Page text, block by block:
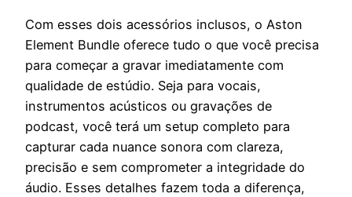
Com esses dois acessórios inclusos, o Aston
Element Bundle oferece tudo o que você precisa
para começar a gravar imediatamente com
qualidade de estúdio. Seja para vocais,
instrumentos acústicos ou gravações de
podcast, você terá um setup completo para
capturar cada nuance sonora com clareza,
precisão e sem comprometer a integridade do
áudio. Esses detalhes fazem toda a diferença,